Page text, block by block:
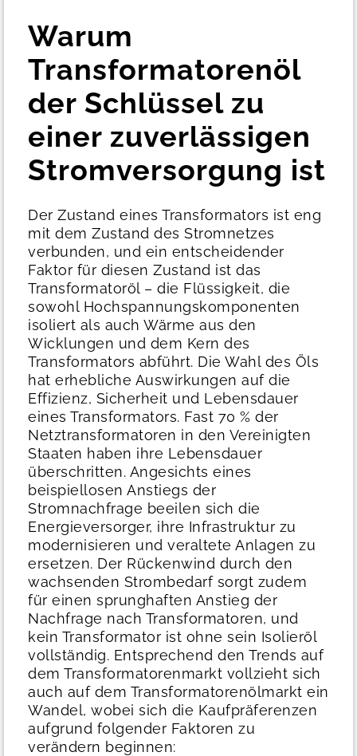
Warum
Transformatorenöl
der Schlüssel zu
einer zuverlässigen
Stromversorgung ist
Der Zustand eines Transformators ist eng
mit dem Zustand des Stromnetzes
verbunden, und ein entscheidender
Faktor für diesen Zustand ist das
Transformatoröl – die Flüssigkeit, die
sowohl Hochspannungskomponenten
isoliert als auch Wärme aus den
Wicklungen und dem Kern des
Transformators abführt. Die Wahl des Öls
hat erhebliche Auswirkungen auf die
Effizienz, Sicherheit und Lebensdauer
eines Transformators. Fast 70 % der
Netztransformatoren in den Vereinigten
Staaten haben ihre Lebensdauer
überschritten. Angesichts eines
beispiellosen Anstiegs der
Stromnachfrage beeilen sich die
Energieversorger, ihre Infrastruktur zu
modernisieren und veraltete Anlagen zu
ersetzen. Der Rückenwind durch den
wachsenden Strombedarf sorgt zudem
für einen sprunghaften Anstieg der
Nachfrage nach Transformatoren, und
kein Transformator ist ohne sein Isolieröl
vollständig. Entsprechend den Trends auf
dem Transformatorenmarkt vollzieht sich
auch auf dem Transformatorenölmarkt ein
Wandel, wobei sich die Kaufpräferenzen
aufgrund folgender Faktoren zu
verändern beginnen: